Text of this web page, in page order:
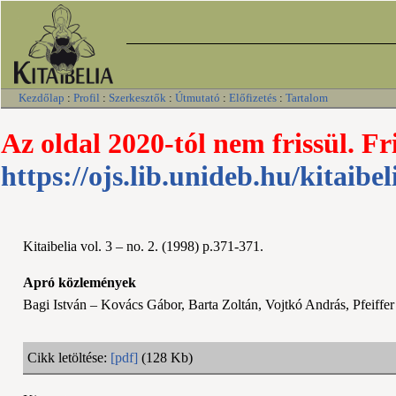
Kezdőlap : Profil : Szerkesztők : Útmutató : Előfizetés : Tartalom
Az oldal 2020-tól nem frissül.
https://ojs.lib.unideb.hu/
Kitaibelia vol. 3 – no. 2. (1998) p.371-371.
Apró közlemények
Bagi István – Kovács Gábor, Barta Zoltán, Vojtkó András,
Cikk letöltése: [pdf] (128 Kb)